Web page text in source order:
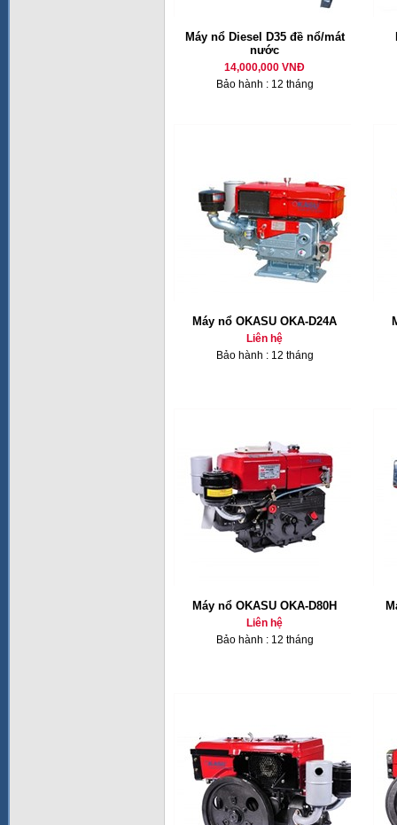
Máy nổ Diesel D35 đề nổ/mát
nước
14,000,000 VNĐ
Bảo hành : 12 tháng
Máy nổ OKASU OKA-D24A
Liên hệ
Bảo hành : 12 tháng
Máy nổ OKASU OKA-D80H
Liên hệ
Bảo hành : 12 tháng